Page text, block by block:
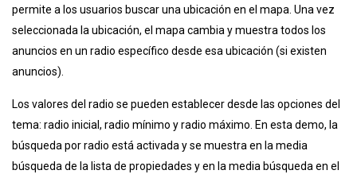
permite a los usuarios buscar una ubicación en el mapa. Una vez
seleccionada la ubicación, el mapa cambia y muestra todos los
anuncios en un radio específico desde esa ubicación (si existen
anuncios).
Los valores del radio se pueden establecer desde las opciones del
tema: radio inicial, radio mínimo y radio máximo. En esta demo, la
búsqueda por radio está activada y se muestra en la media
búsqueda de la lista de propiedades y en la media búsqueda en el